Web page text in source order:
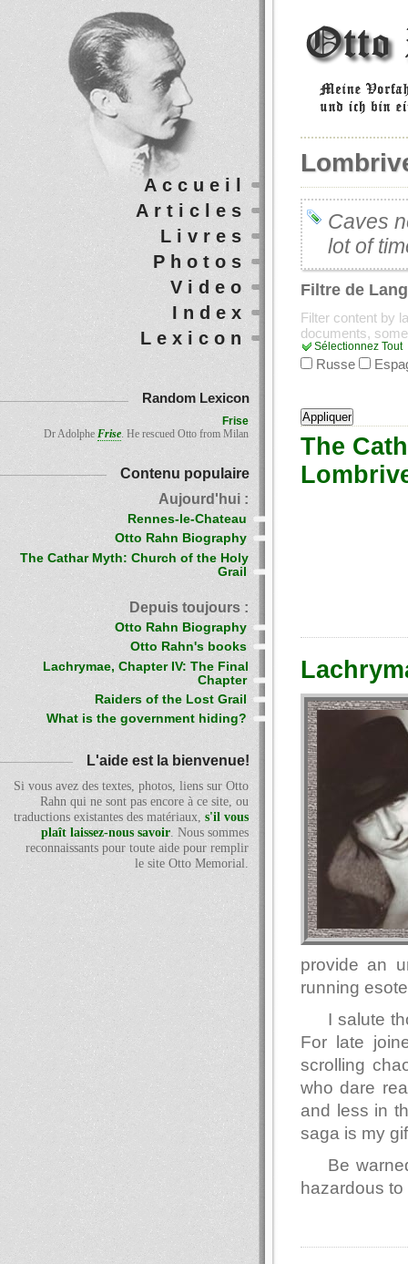
Caves
lot of
Filtre de
Filter content by
documents,
Sélectionnez Tout
Russe
The
provide an
running
I salute
For late
scrolling
who dare
and less in
saga is my
Be
hazardous
Accueil
Articles
Livres
Photos
Video
Index
Lexicon
Random Lexicon
Frise
Dr Adolphe Frise. He rescued Otto from Milan
Contenu populaire
Aujourd'hui :
Rennes-le-Chateau
Otto Rahn Biography
The Cathar Myth: Church of the Holy
Grail
Depuis toujours :
Otto Rahn Biography
Otto Rahn's books
Lachrymae, Chapter IV: The Final
Chapter
Raiders of the Lost Grail
What is the government hiding?
L'aide est la bienvenue!
Si vous avez des textes, photos, liens sur Otto
Rahn qui ne sont pas encore à ce site, ou
traductions existantes des matériaux, s'il vous
plaît laissez-nous savoir. Nous sommes
reconnaissants pour toute aide pour remplir
le site Otto Memorial.